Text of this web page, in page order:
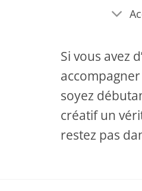
Si vous avez
soyez
créatif un
restez pas